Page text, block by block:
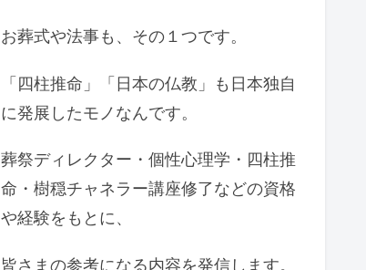
お葬式や法事も、その１つです。
「四柱推命」「日本の仏教」も日本独自
に発展したモノなんです。
葬祭ディレクター・個性心理学・四柱推
命・樹穏チャネラー講座修了などの資格
や経験をもとに、
皆さまの参考になる内容を発信します。